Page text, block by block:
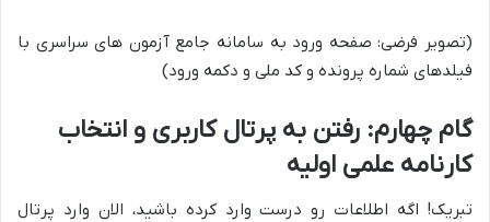
(تصویر فرضی: صفحه ورود به سامانه جامع آزمون های سراسری با
فیلدهای شماره پرونده و کد ملی و دکمه ورود)
گام چهارم: رفتن به پرتال کاربری و انتخاب
کارنامه علمی اولیه
تبریک! اگه اطلاعات رو درست وارد کرده باشید، الان وارد پرتال